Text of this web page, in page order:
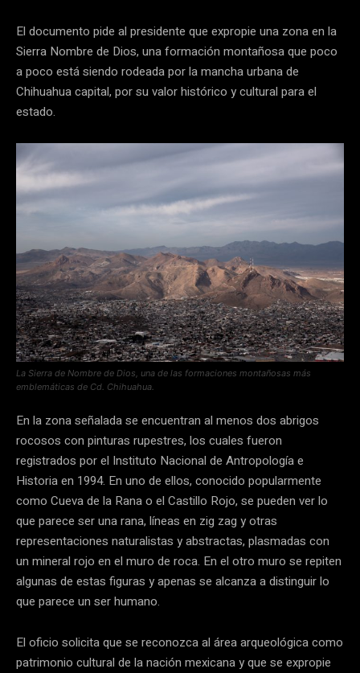
El documento pide al presidente que expropie una zona en la
Sierra Nombre de Dios, una formación montañosa que poco
a poco está siendo rodeada por la mancha urbana de
Chihuahua capital, por su valor histórico y cultural para el
estado.
La Sierra de Nombre de Dios, una de las formaciones montañosas más
emblemáticas de Cd. Chihuahua.
En la zona señalada se encuentran al menos dos abrigos
rocosos con pinturas rupestres, los cuales fueron
registrados por el Instituto Nacional de Antropología e
Historia en 1994. En uno de ellos, conocido popularmente
como Cueva de la Rana o el Castillo Rojo, se pueden ver lo
que parece ser una rana, líneas en zig zag y otras
representaciones naturalistas y abstractas, plasmadas con
un mineral rojo en el muro de roca. En el otro muro se repiten
algunas de estas figuras y apenas se alcanza a distinguir lo
que parece un ser humano.
El oficio solicita que se reconozca al área arqueológica como
patrimonio cultural de la nación mexicana y que se expropie